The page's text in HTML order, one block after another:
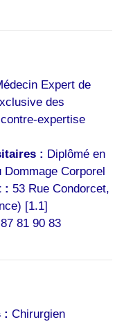
Expert de
des
expertise
: Diplômé en
Corporel
: 53 Rue Condorcet,
[1.1]
81 90 83
: Chirurgien